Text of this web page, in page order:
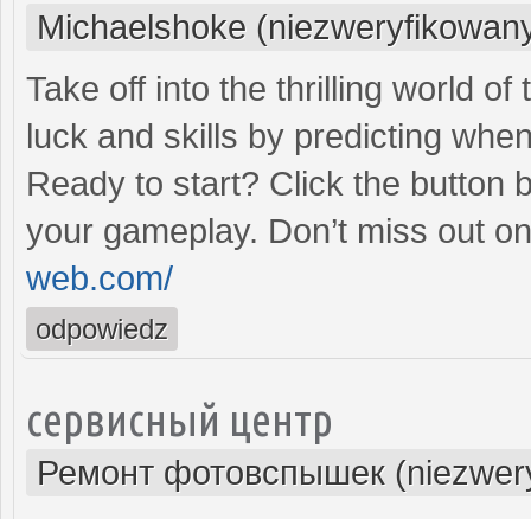
Michaelshoke
Take off into the thrilling world
luck and skills by predicting
Ready to start? Click the button
your gameplay. Don’t miss out
web.com/
odpowiedz
сервисный центр
Ремонт фотовспышек